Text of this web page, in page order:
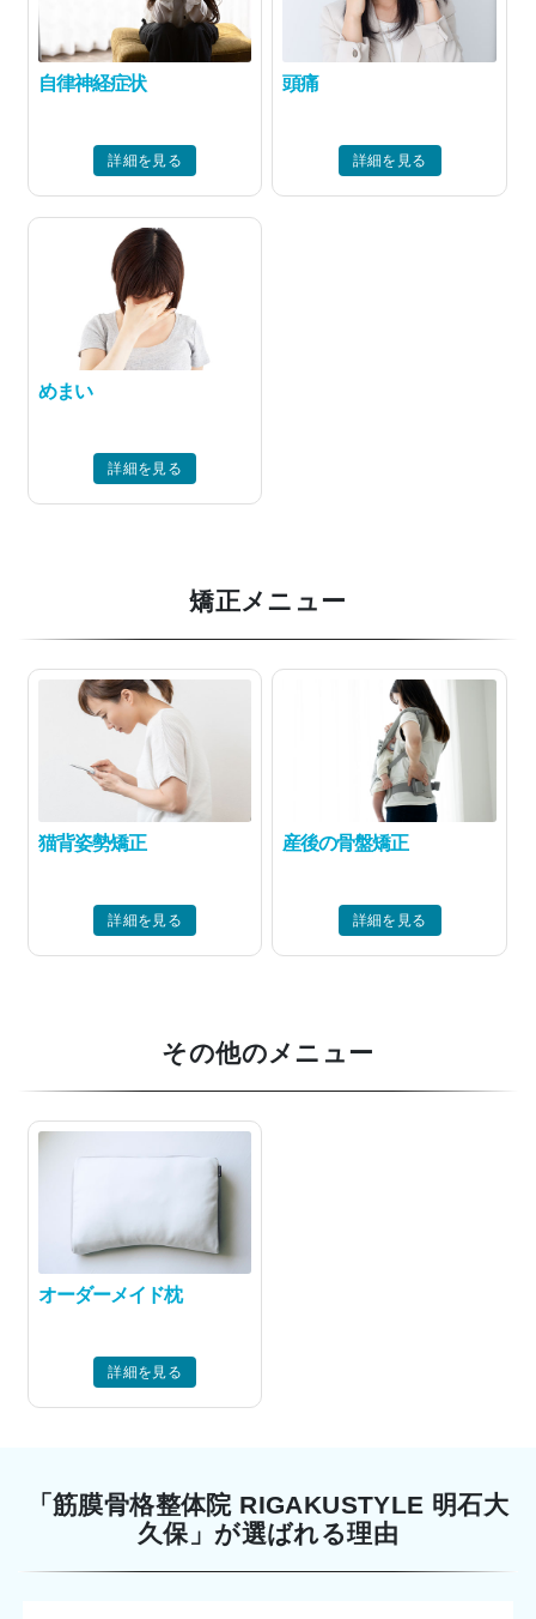
自律神経症状
詳細を見る
頭痛
詳細を見る
めまい
詳細を見る
矯正メニュー
猫背姿勢矯正
詳細を見る
産後の骨盤矯正
詳細を見る
その他のメニュー
オーダーメイド枕
詳細を見る
「筋膜骨格整体院 RIGAKUSTYLE 明石大
久保」が選ばれる理由